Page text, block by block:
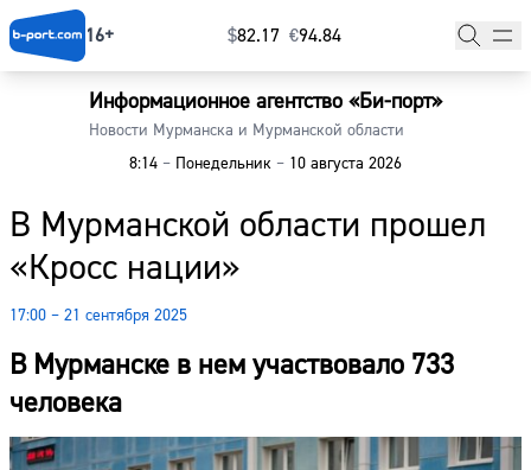
16+ $⁠82.17 €⁠94.84
Информационное агентство «Би-порт»
Новости Мурманска и Мурманской области
8:14 – Понедельник – 10 августа 2026
В Мурманской области прошел
«Кросс нации»
17:00 – 21 сентября 2025
В Мурманске в нем участвовало 733
человека
Главная
Наши гости
Фоторепортажи
Погода
Курсы валют